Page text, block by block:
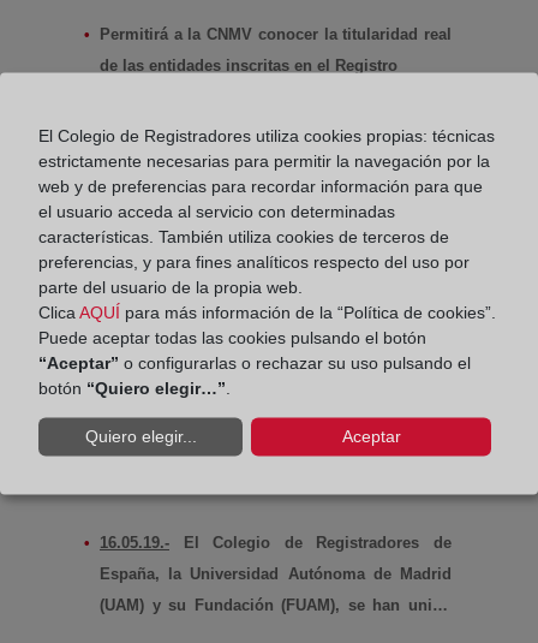
Propiedad y del Registro Mercantil(abre en
Permitirá a la CNMV conocer la titularidad real
de las entidades inscritas en el Registro
10.04'19.-La decana del Colegio de Registradores
de la Propiedad y Mercantiles de España, Mª
Emilia Adán García y el presidente de la
(CNMV), Sebastián Albella, han firmado hoy un
convenio de colaboración relativo al acceso del
supervisor a información del Registro de la
Propiedad y del Registro Mercantil en el
desarrollo de sus funciones de supervisión
Seguir Leyendo
El Colegio de Registradores y la
Universidad Autónoma de Madrid
16.05.19.- El Colegio de Registradores de
España, la Universidad Autónoma de Madrid
(UAM) y su Fundación (FUAM), se han unido
El Colegio de Registradores utiliza cookies propias: técnicas
estrictamente necesarias para permitir la navegación por la
web y de preferencias para recordar información para que
el usuario acceda al servicio con determinadas
características. También utiliza cookies de terceros de
preferencias, y para fines analíticos respecto del uso por
parte del usuario de la propia web.
Clica AQUÍ para más información de la “Política de cookies”.
Puede aceptar todas las cookies pulsando el botón
“Aceptar” o configurarlas o rechazar su uso pulsando el
botón “Quiero elegir…”
Quiero elegir... Aceptar